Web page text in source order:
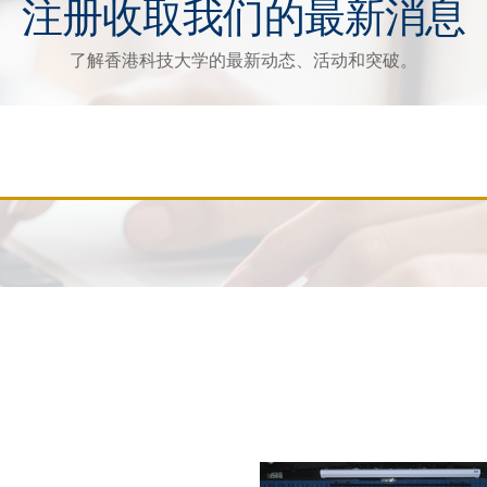
注册收取我们的最新消息
了解香港科技大学的最新动态、活动和突破。